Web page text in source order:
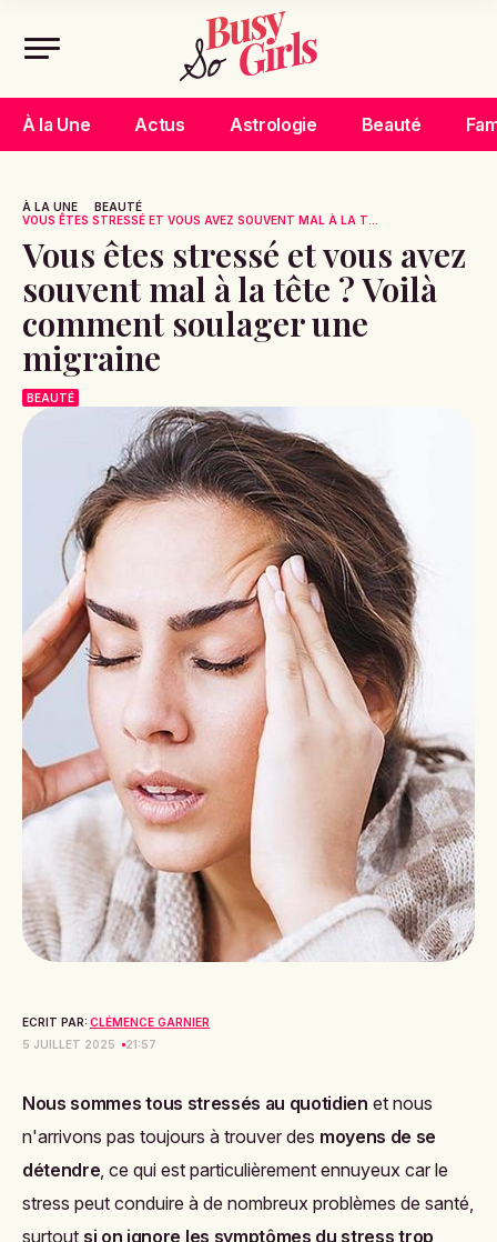
À la Une Actus Astrologie Beauté
À LA UNE
BEAUTÉ
VOUS ÊTES STRESSÉ ET VOUS AVEZ SOUVENT MAL À LA T...
Vous êtes stressé et vous avez
souvent mal à la tête ? Voilà
comment soulager une
migraine
BEAUTÉ
ECRIT PAR: CLÉMENCE GARNIER
5 JUILLET 2025
21:57
Nous sommes tous stressés au quotidien et nous
n'arrivons pas toujours à trouver des moyens de se
détendre, ce qui est particulièrement ennuyeux car le
stress peut conduire à de nombreux problèmes de santé,
surtout si on ignore les symptômes du stress trop